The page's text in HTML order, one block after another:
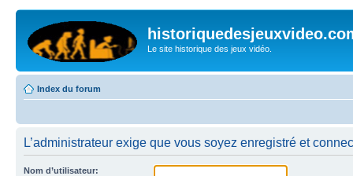
Le site historique des jeux vidéo.
Index du forum
L’administrateur exige que vous soyez enregistré et
Nom d’utilisateur: